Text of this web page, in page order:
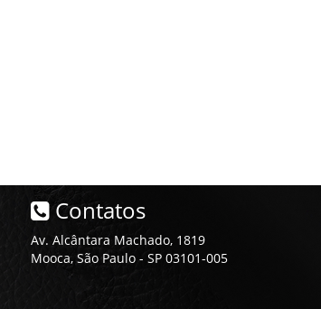
Contatos
Av. Alcântara Machado, 1819
Mooca, São Paulo - SP 03101-005